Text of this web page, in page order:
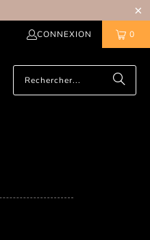
CONNEXION 0